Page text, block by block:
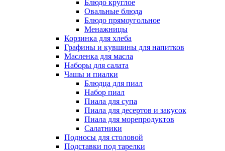
Блюдо круглое
Овальные блюда
Блюдо прямоугольное
Менажницы
Корзинка для хлеба
Графины и кувшины для напитков
Масленка для масла
Наборы для салата
Чашы и пиалки
Блюдца для пиал
Набор пиал
Пиала для супа
Пиала для десертов и закусок
Пиала для морепродуктов
Салатники
Подносы для столовой
Подставки под тарелки